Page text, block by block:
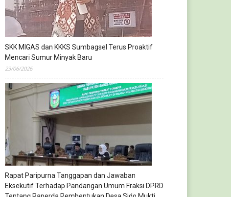
SKK MIGAS dan KKKS Sumbagsel Terus Proaktif
Mencari Sumur Minyak Baru
23/06/2026
Rapat Paripurna Tanggapan dan Jawaban
Eksekutif Terhadap Pandangan Umum Fraksi DPRD